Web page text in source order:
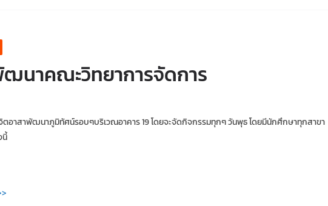
ฒนาคณะวิทยาการจัดการ
อาสาพัฒนาภูมิทัศน์รอบๆบริเวณอาคาร 19 โดยจะจัดกิจกรรมทุกๆ วันพุธ โดยมีนักศึกษาทุกสาขา
นี้